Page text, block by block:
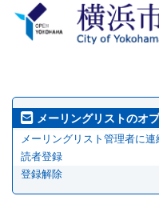
メーリングリストのオ
メーリングリスト管理者に連
読者登録
登録解除